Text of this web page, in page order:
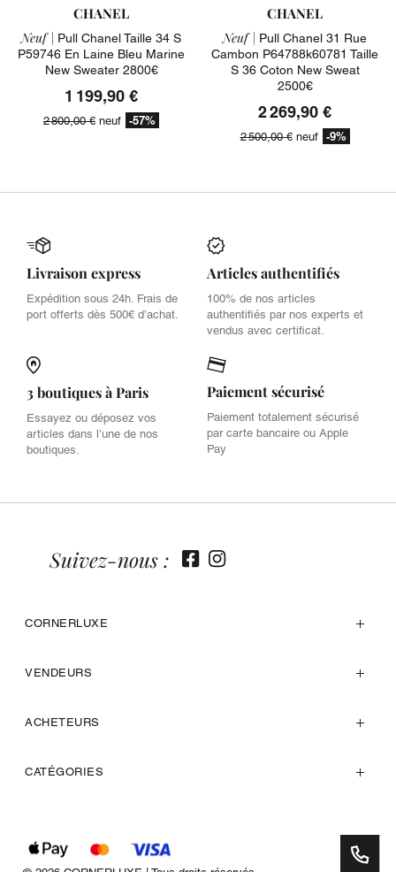
CHANEL
Neuf | Pull Chanel Taille 34 S
P59746 En Laine Bleu Marine
New Sweater 2800€
1 199,90 €
2 800,00 € neuf -57%
CHANEL
Neuf | Pull Chanel 31 Rue
Cambon P64788k60781 Taille
S 36 Coton New Sweat
2500€
2 269,90 €
2 500,00 €neuf -9%
Livraison express
Expédition sous 24h. Frais de
port offerts dès 500€ d’achat.
Articles authentifiés
100% de nos articles
authentifiés par nos experts et
vendus avec certificat.
3 boutiques à Paris
Essayez ou déposez vos
articles dans l’une de nos
boutiques.
Paiement sécurisé
Paiement totalement sécurisé
par carte bancaire ou Apple
Pay
CORNERLUXE
VENDEURS
ACHETEURS
CATÉGORIES
Suivez-nous :